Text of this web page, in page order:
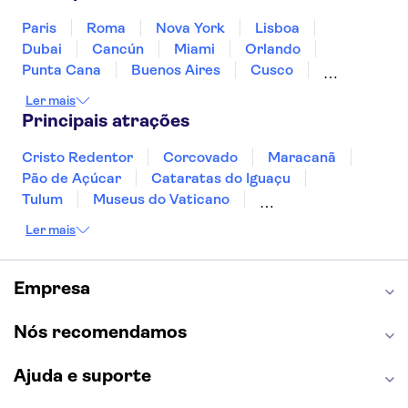
Barbacana da Cracóvia
Paris Roma Nova York
Lisboa
Dubai
Cancún Miami
Orlando
Punta Cana
Buenos Aires
Cusco
Mendoza
Salvador
Curitiba
Recife Fortaleza
Ler mais
Principais atrações
Cristo Redentor Corcovado
Maracanã
Pão de Açúcar
Cataratas do Iguaçu
Tulum
Museus do Vaticano
Capela Sistina
Sagrada Família
Estátua da Liberdade
Empire State Building
Burj Khalifa
Discovery Cove
Ler mais
Empresa
Nós recomendamos
Ajuda e suporte